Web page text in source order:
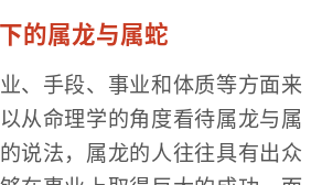
的属龙与属蛇
、手段、事业和体质等方面来
从命理学的角度看待属龙与属
说法，属龙的人往往具有出众